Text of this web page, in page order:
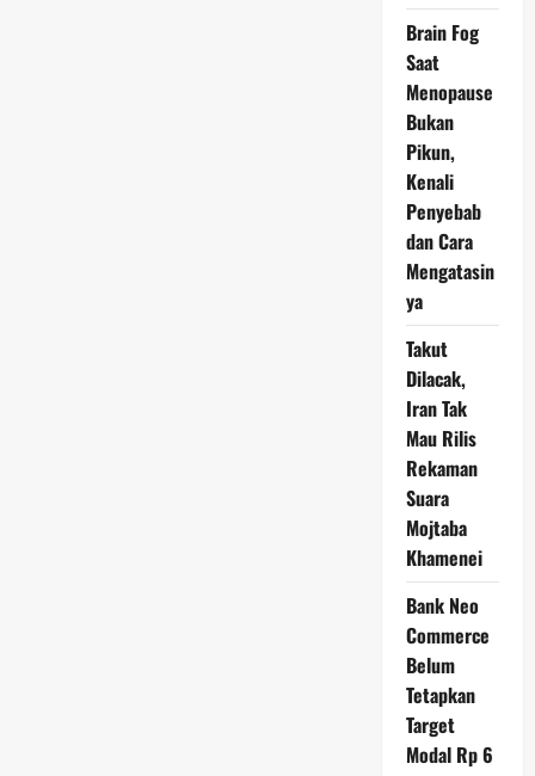
Brain Fog
Saat
Menopause
Bukan
Pikun,
Kenali
Penyebab
dan Cara
Mengatasin
ya
Takut
Dilacak,
Iran Tak
Mau Rilis
Rekaman
Suara
Mojtaba
Khamenei
Bank Neo
Commerce
Belum
Tetapkan
Target
Modal Rp 6